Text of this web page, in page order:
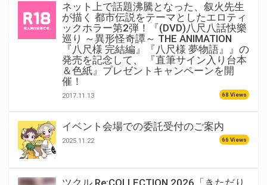
ネット上で話題沸騰となった、叙火先生
が描く 都市伝説をテーマとしたエロティ
ックホラー第2弾！『(DVD)八尺八話快樂
巡り ～異形怪奇譚～ THE ANIMATION
『八尺様 完結編』『八尺様 夢物語』』の
発売を記念して、 『直筆サイン入り台本
＆色紙』プレゼントキャンペーンを開
催！
2017.11.13 68 Views
イベント会場での委託受付のご案内
2025.11.22 66 Views